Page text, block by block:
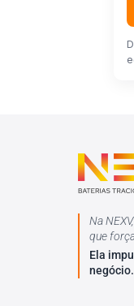
Na
que
Ela
negócio.